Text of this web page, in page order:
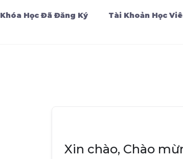
Khóa Học Đã Đăng Ký Tài Khoản Học
Xin chào, Chào